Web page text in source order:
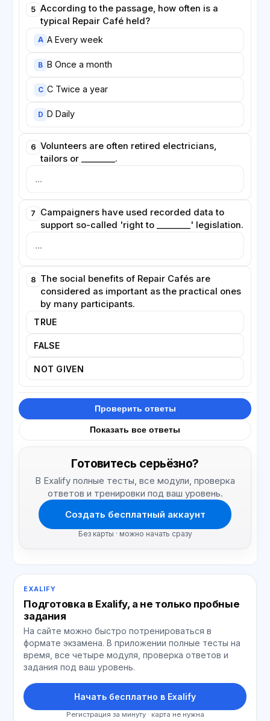
5 According to the passage, how often is a
typical Repair Café held?
A A Every week
B B Once a month
C C Twice a year
D D Daily
6 Volunteers are often retired electricians,
tailors or ________.
7
Campaigners have used recorded data to
support so-called 'right to ________' legislation.
8 The social benefits of Repair Cafés are
considered as important as the practical ones
by many participants.
TRUE
FALSE
NOT GIVEN
Проверить ответы
Показать все ответы
Готовитесь серьёзно?
В Exalify полные тесты, все модули, проверка
ответов и тренировки под ваш уровень.
Создать бесплатный аккаунт
Без карты · можно начать сразу
EXALIFY
Подготовка в Exalify, а не только пробные
задания
На сайте можно быстро потренироваться в
формате экзамена. В приложении полные тесты на
время, все четыре модуля, проверка ответов и
задания под ваш уровень.
Начать бесплатно в Exalify
Регистрация за минуту · карта не нужна